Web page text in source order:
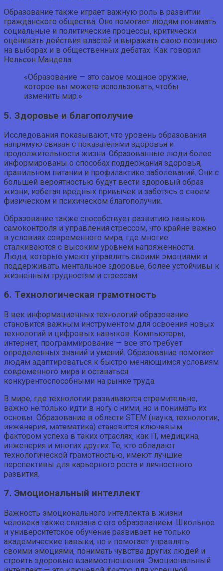
Образование также играет важную роль в развитии
гражданского общества. Оно помогает людям понимать
социальные и политические процессы, критически
оценивать действия властей и выражать свою позицию
на выборах и в общественных дебатах. Как говорил
Нельсон Мандела:
«Образование — это самое мощное оружие,
которое вы можете использовать, чтобы
изменить мир.»
5. Здоровье и благополучие
Исследования показывают, что уровень образования
напрямую связан с показателями здоровья и
продолжительности жизни. Образованные люди более
информированы о способах поддержания здоровья,
правильном питании и профилактике заболеваний. Они с
большей вероятностью будут вести здоровый образ
жизни, избегая вредных привычек и заботясь о своем
физическом и психическом благополучии.
Образование также способствует развитию навыков
самоконтроля и управления стрессом, что крайне важно
в условиях современного мира, где многие
сталкиваются с высоким уровнем напряженности.
Люди, которые умеют управлять своими эмоциями и
поддерживать ментальное здоровье, более устойчивы к
жизненным трудностям и стрессам.
6. Технологическая грамотность
В век информационных технологий образование
становится важным инструментом для освоения новых
технологий и цифровых навыков. Компьютеры,
интернет, программирование — все это требует
определенных знаний и умений. Образование помогает
людям адаптироваться к быстро меняющимся условиям
современного мира и оставаться
конкурентоспособными на рынке труда.
В мире, где технологии развиваются стремительно,
важно не только идти в ногу с ними, но и понимать их
основы. Образование в области STEM (наука, технологии,
инженерия, математика) становится ключевым
фактором успеха в таких отраслях, как IT, медицина,
инженерия и многих других. Те, кто обладают
технологической грамотностью, имеют лучшие
перспективы для карьерного роста и личностного
развития.
7. Эмоциональный интеллект
Важность эмоционального интеллекта в жизни
человека также связана с его образованием. Школьное
и университетское обучение развивает не только
академические навыки, но и помогает управлять
своими эмоциями, понимать чувства других людей и
строить здоровые взаимоотношения. Эмоциональный